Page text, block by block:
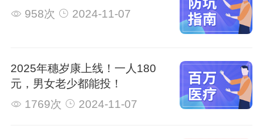
958次
2024-11-07
2025年穗岁康上线！一人180
元，男女老少都能投！
1769次
2024-11-07